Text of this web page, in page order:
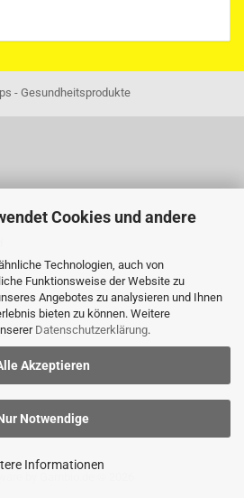
Cookies und andere
Technologien, auch von
Funktionsweise der Website zu
Angebotes zu analysieren und Ihnen
bieten zu können. Weitere
Datenschutzerklärung.
Akzeptieren
Notwendige
Informationen
- Gesundheitsprodukte